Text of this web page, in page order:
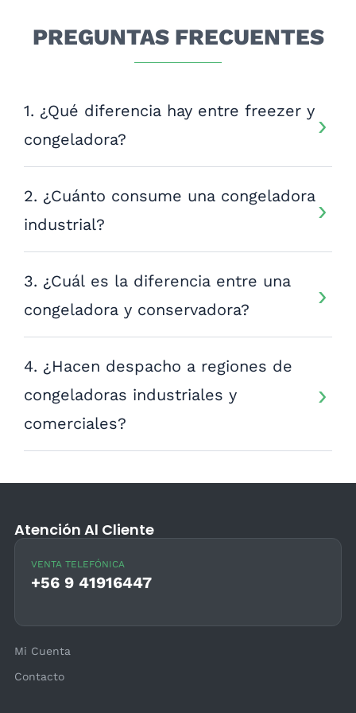
PREGUNTAS FRECUENTES
1. ¿Qué diferencia hay entre freezer y
congeladora?
2. ¿Cuánto consume una congeladora
industrial?
3. ¿Cuál es la diferencia entre una
congeladora y conservadora?
4. ¿Hacen despacho a regiones de
congeladoras industriales y
comerciales?
Atención Al Cliente
VENTA TELEFÓNICA
+56 9 41916447
Mi Cuenta
Contacto